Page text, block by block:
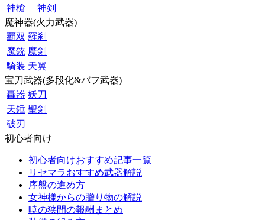
神槍
神剣
魔神器(火力武器)
覇双 羅刹
魔銃 魔剣
騎装 天翼
宝刀武器(多段化&バフ武器)
轟器 妖刀
天錘 聖剣
破刃
初心者向け
初心者向けおすすめ記事一覧
リセマラおすすめ武器解説
序盤の進め方
女神様からの贈り物の解説
暁の狭間の報酬まとめ